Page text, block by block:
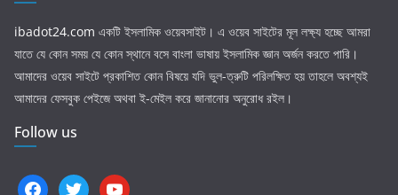
ibadot24.com একটি ইসলামিক ওয়েবসাইট। এ ওয়েব সাইটের মূল লক্ষ্য হচ্ছে আমরা
যাতে যে কোন সময় যে কোন স্থানে বসে বাংলা ভাষায় ইসলামিক জ্ঞান অর্জন করতে পারি।
আমাদের ওয়েব সাইটে প্রকাশিত কোন বিষয়ে যদি ভুল-ত্রুটি পরিলক্ষিত হয় তাহলে অবশ্যই
আমাদের ফেসবুক পেইজে অথবা ই-মেইল করে জানানোর অনুরোধ রইল।
Follow us
facebooktwitter youtube